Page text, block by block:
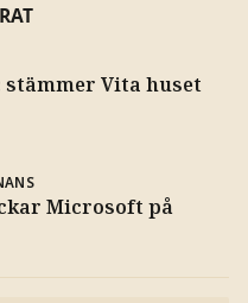
Vita huset
Microsoft på